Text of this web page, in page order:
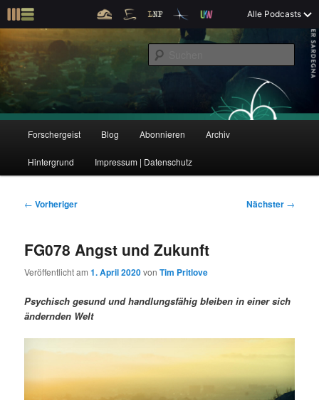
m
p
r
i
ä
Alle Podcasts
Forschergeist
Der Interview-Podcast zu Bildung und Forschung
u
e
p
Z
u
r
m
ä
r
Z
u
e
u
n
d
Forschergeist Blog Abonnieren Archiv
Hintergrund Impressum | Datenschutz
B
t
a
s
n
a
v
g
a
← Vorheriger Nächster →
FG078 Angst und Zukunft
Veröffentlicht am1. April 2020vonTim Pritlove
Psychisch gesund und handlungsfähig bleiben in einer sich
ändernden Welt